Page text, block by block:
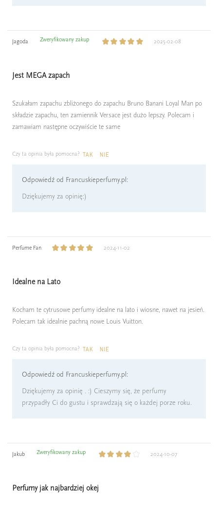
Jagoda Zweryfikowany zakup 2025-02-08
Jest MEGA zapach
Szukałam zapachu zbliżonego do zapachu Bruno Banani Loyal Man po
składzie zapachu, ten zamiennik Versace jest dużo lepszy. Polecam i
zamawiam następne oczywiście te same
Czy ta opinia była pomocna? TAK NIE
Odpowiedź od Francuskieperfumy.pl:
Dziękujemy za opinię:)
Perfume Fan 2024-11-02
Idealne na Lato
Kocham te cytrusowe perfumy idealne na lato i wiosne, nawet na jesień.
Polecam tak idealnie pachną nowe Louis Vuitton.
Czy ta opinia była pomocna? TAK NIE
Odpowiedź od Francuskieperfumy.pl:
Dziękujemy za opinię . :) Cieszymy się, że perfumy
przypadły Ci do gustu i sprawdzają się o każdej porze roku.
Jakub Zweryfikowany zakup 2024-10-07
Perfumy jak najbardziej okej